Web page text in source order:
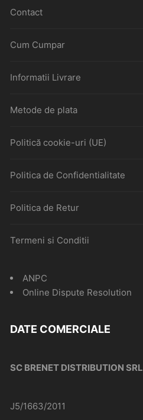
Contact
Cum Cumpar
Informatii Livrare
Metode de plata
Politică cookie-uri (UE)
Politica de Confidentialitate
Politica de Retur
Termeni si Conditii
ANPC
Online Dispute Resolution
DATE COMERCIALE
SC BRENET DISTRIBUTION SRL
J5/1663/2011